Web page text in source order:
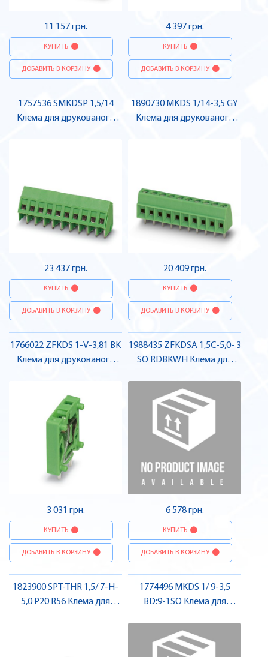
11 157 грн.
КУПИТЬ
ДОБАВИТЬ В КОРЗИНУ
4 397 грн.
КУПИТЬ
ДОБАВИТЬ В КОРЗИНУ
1757536 SMKDSP 1,5/14
Клема для друкованого
23 437 грн.
КУПИТЬ
ДОБАВИТЬ В КОРЗИНУ
1890730 MKDS 1/14-3,5 GY
Клема для друкованого
20 409 грн.
КУПИТЬ
ДОБАВИТЬ В КОРЗИНУ
1766022 ZFKDS 1-V-3,81 BK
Клема для друкованого
3 031 грн.
КУПИТЬ
ДОБАВИТЬ В КОРЗИНУ
1988435 ZFKDSA 1,5C-5,0- 3
SO RDBKWH Клема для
Pheonix Contact
6 578 грн.
КУПИТЬ
ДОБАВИТЬ В КОРЗИНУ
1823900 SPT-THR 1,5/ 7-H-
5,0 P20 R56 Клема для
1774496 MKDS 1/ 9-3,5
BD:9-1SO Клема для
Pheonix Contact